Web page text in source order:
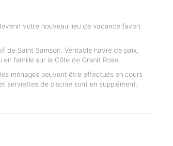
votre nouveau lieu de vacance favori.
de Saint Samson. Véritable havre de paix,
famille sur la Côte de Granit Rose.
ménages peuvent être effectués en cours
serviettes de piscine sont en supplément.